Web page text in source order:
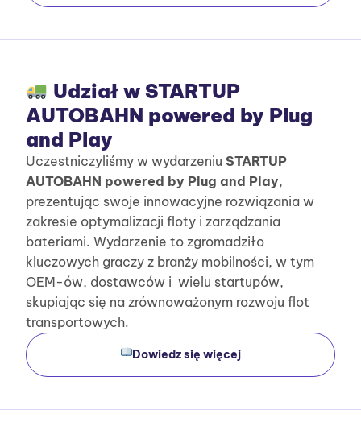
Udział w STARTUP
AUTOBAHN powered by Plug
and Play
Uczestniczyliśmy w wydarzeniu STARTUP
AUTOBAHN powered by Plug and Play,
prezentując swoje innowacyjne rozwiązania w
zakresie optymalizacji floty i zarządzania
bateriami. Wydarzenie to zgromadziło
kluczowych graczy z branży mobilności, w tym
OEM-ów, dostawców i wielu startupów,
skupiając się na zrównoważonym rozwoju flot
transportowych.
Dowiedz się więcej